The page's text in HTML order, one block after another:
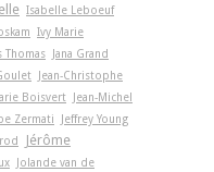
Isabelle Leboeuf
Ivy Marie
Thomas
Jana Grand
Jean-Christophe
Boisvert
Jean-Michel
Zermati
Jeffrey Young
Jérôme
Jolande van de